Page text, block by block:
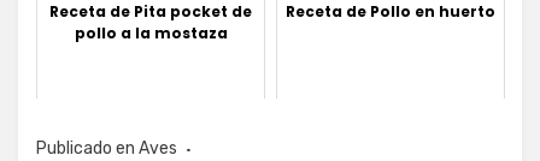
Receta de Pita pocket de
pollo a la mostaza
Receta de Pollo en huerto
Publicado en Aves